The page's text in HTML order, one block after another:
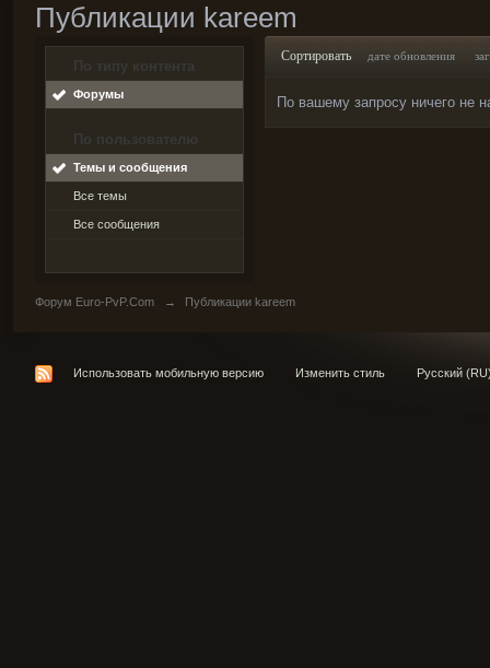
Публикации kareem
По типу контента
Форумы
По пользователю
Темы и сообщения
Все темы
Все сообщения
Сортировать дате обновления
По вашему запросу ничего не
Форум Euro-PvP.Com → Публикации kareem
Использовать мобильную версию Изменить стиль Русский